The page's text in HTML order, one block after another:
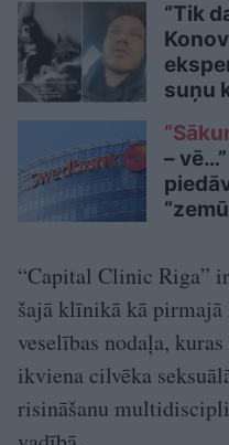
“Tik
suņu
–
“Capital Clinic Riga”
šajā klīnikā kā pirmajā
veselības nodaļa,
ikviena cilvēka
risināšanu